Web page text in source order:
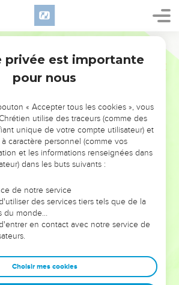
PAS L’ÉVÉNEMENT
DE L’ANNÉE !
POUVAIENT VOUS ÉVITER LES
VOTRES ?
Mais on voit moins les doutes, les erreurs
qu'ils ont traversés, alors même que ce
elles qui les ont façonnés.
leaders, entrepreneurs, et responsables
plus de sagesse afin que leurs erreurs
Que vous guidiez un ministère, une
privée est importante
pour nous
« Accepter tous les cookies », vous
utilise des traceurs (comme des
unique de votre compte utilisateur) et
caractère personnel (comme vos
et les informations renseignées dans
dans les buts suivants :
de notre service
des services tiers tels que de la
du monde…
en contact avec notre service de
Choisir mes cookies